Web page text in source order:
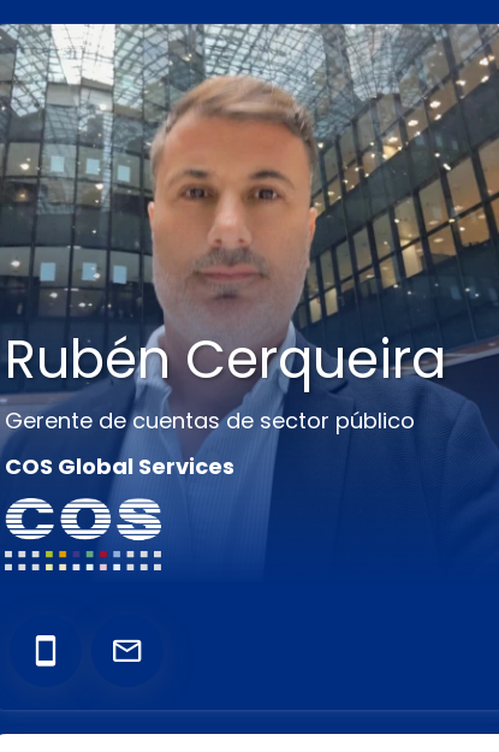
Rubén Cerqueira
Gerente de cuentas de sector público
COS Global Services
Add your Digital Business Card to Wallet
Rubén Cerqueira
Gerente de cuentas de sector público
COS Global Services